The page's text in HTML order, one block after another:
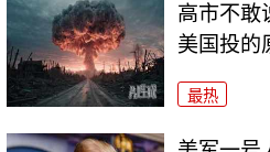
高市不敢
美国投的
最热